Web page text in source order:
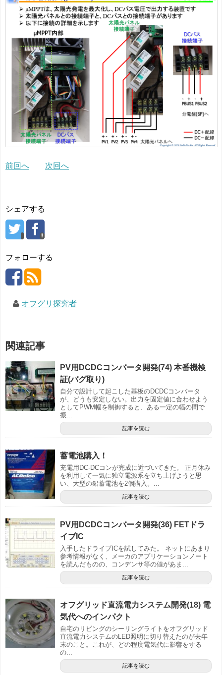
前回へ 次回へ
シェアする
フォローする
オフグリ探究者
関連記事
PV用DCDCコンバータ開発(74) 本番機検
証(バグ取り)
自分で設計して起こした基板のDCDCコンバータ
が、どうも安定しない。出力を固定値に合わせよう
としてPWM幅を制御すると、ある一定の幅の間で
振...
記事を読む
蓄電池購入！
充電用DC-DCコンが完成に近づいてきた。 正月休み
を利用して一気に独立電源系を立ち上げようと思
い、大型の鉛蓄電池を2個購入。...
記事を読む
PV用DCDCコンバータ開発(36) FETドラ
イブIC
入手したドライブICを試してみた。 ネットにあまり
参考情報がなく、メーカのアプリケーションノート
を読んだものの、コンデンサ等の値があま...
記事を読む
オフグリッド直流電力システム開発(18) 電
気代へのインパクト
自宅のリビングのシーリングライトをオフグリッド
直流電力システムのLED照明に切り替えたのが去年
末のこと。これが、どの程度電気代に影響をする
の...
記事を読む